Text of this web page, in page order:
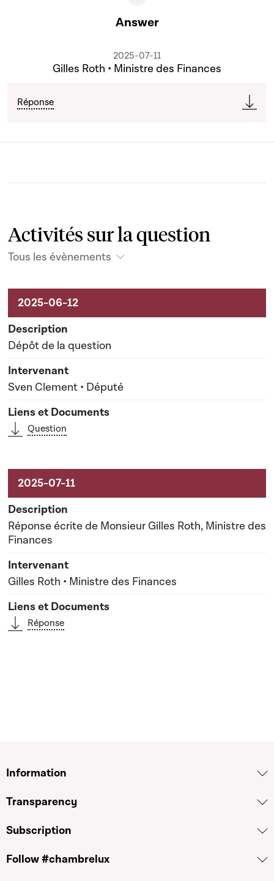
Answer
2025-07-11
Gilles Roth • Ministre des Finances
Réponse
Activités sur la question
Tous les évènements
Activités sur le dossier
Dépôt de la question
Sven Clement • Député
Question
Réponse écrite de Monsieur Gilles Roth, Ministre des
Finances
Gilles Roth • Ministre des Finances
Réponse
Information
Transparency
Subscription
Follow #chambrelux